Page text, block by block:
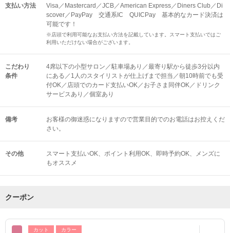
支払い方法
Visa／Mastercard／JCB／American Express／Diners Club／Di
scover／PayPay 交通系IC QUICPay 基本的なカード決済は
可能です！
※店頭で利用可能なお支払い方法を記載しています。スマート支払いではご
利用いただけない場合がございます。
こだわり
条件
4席以下の小型サロン／駐車場あり／最寄り駅から徒歩3分以内
にある／1人のスタイリストが仕上げまで担当／朝10時前でも受
付OK／店頭でのカード支払いOK／お子さま同伴OK／ドリンク
サービスあり／個室あり
備考
お客様の御迷惑になりますので営業目的でのお電話はお控えくだ
さい。
その他 スマート支払いOK ポイント利用OK 即時予約OK
メンズに
もオススメ
クーポン
カット カラー